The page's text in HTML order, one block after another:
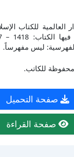
العالمية للكتاب
للكاتب.
صفحة التحميل
صفحة القراءة